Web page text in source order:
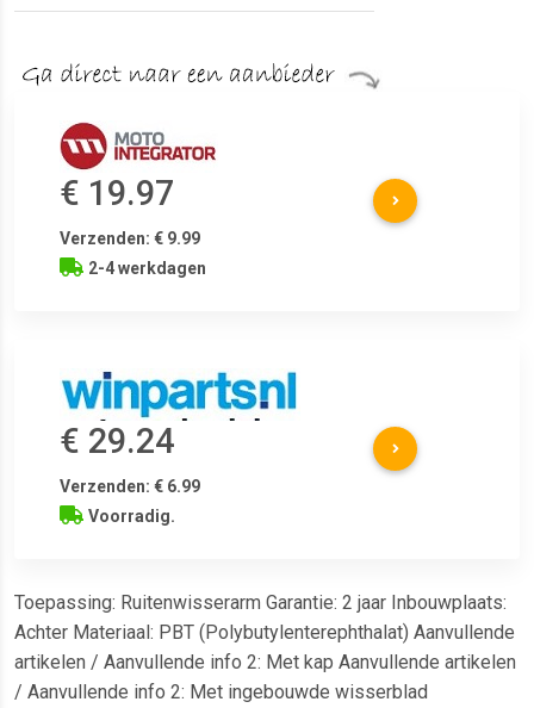
€ 19.97
Verzenden: € 9.99
2-4 werkdagen
€ 29.24
Verzenden: € 6.99
Voorradig.
Toepassing: Ruitenwisserarm Garantie: 2 jaar Inbouwplaats:
Achter Materiaal: PBT (Polybutylenterephthalat) Aanvullende
artikelen / Aanvullende info 2: Met kap Aanvullende artikelen
/ Aanvullende info 2: Met ingebouwde wisserblad